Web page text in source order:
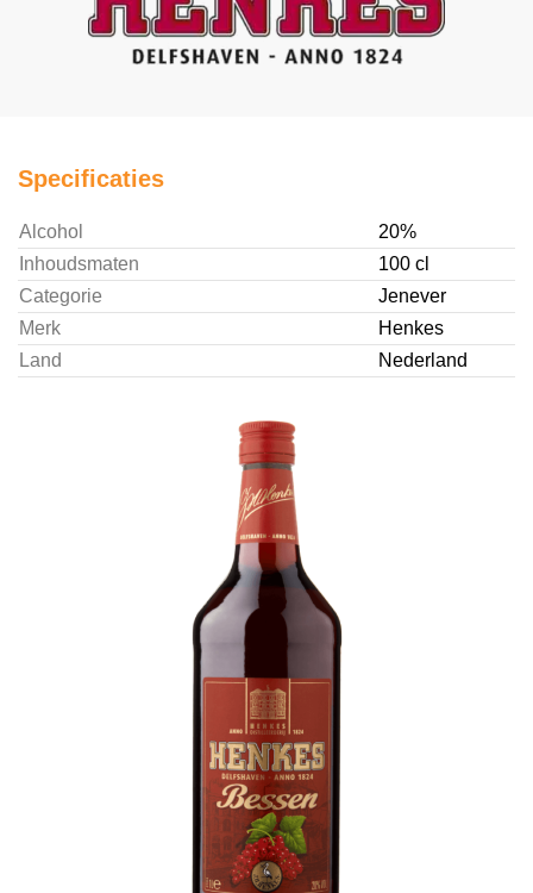
Specificaties
Alcohol
20%
Inhoudsmaten
100 cl
Categorie
Jenever
Merk
Henkes
Land
Nederland